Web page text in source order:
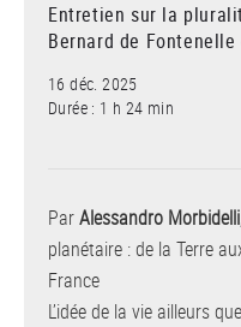
Entretien sur la
Bernard de
16 déc. 2025
Durée : 1 h 24 min
ParAlessandro Morbidelli
planétaire : de la Terre
France
L’idée de la vie ailleurs